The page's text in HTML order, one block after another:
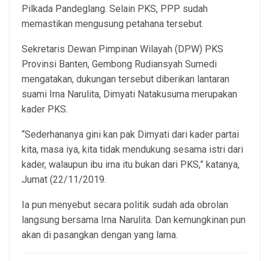
Pilkada Pandeglang. Selain PKS, PPP sudah
memastikan mengusung petahana tersebut.
Sekretaris Dewan Pimpinan Wilayah (DPW) PKS
Provinsi Banten, Gembong Rudiansyah Sumedi
mengatakan, dukungan tersebut diberikan lantaran
suami Irna Narulita, Dimyati Natakusuma merupakan
kader PKS.
“Sederhananya gini kan pak Dimyati dari kader partai
kita, masa iya, kita tidak mendukung sesama istri dari
kader, walaupun ibu irna itu bukan dari PKS,” katanya,
Jumat (22/11/2019.
Ia pun menyebut secara politik sudah ada obrolan
langsung bersama Irna Narulita. Dan kemungkinan pun
akan di pasangkan dengan yang lama.